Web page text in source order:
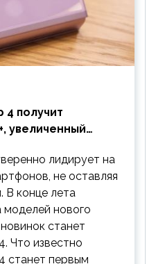
4 получит
увеличенный
лидирует на
не оставляя
В конце лета
нового
станет
Что известно
станет первым